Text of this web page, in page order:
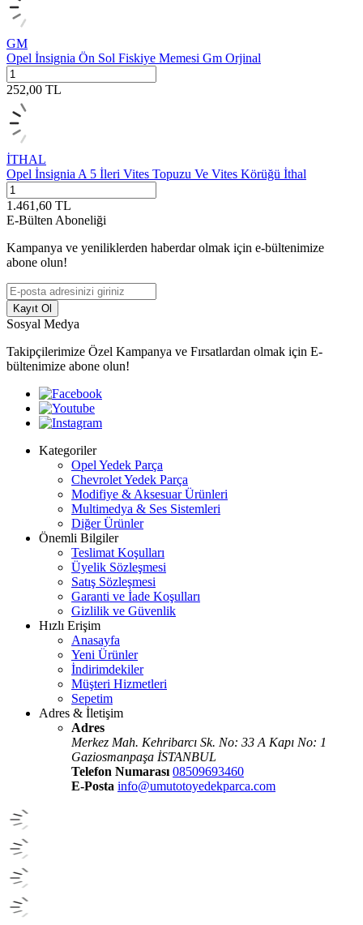
GM
Opel İnsignia Ön Sol Fiskiye Memesi Gm Orjinal
252,00 TL
İTHAL
Opel İnsignia A 5 İleri Vites Topuzu Ve Vites Körüğü İthal
1.461,60 TL
E-Bülten Aboneliği
Kampanya ve yeniliklerden haberdar olmak için e-bültenimize
abone olun!
Kayıt Ol
Sosyal Medya
Takipçilerimize Özel Kampanya ve Fırsatlardan olmak için E-
bültenimize abone olun!
Kategoriler
Opel Yedek Parça
Chevrolet Yedek Parça
Modifiye & Aksesuar Ürünleri
Multimedya & Ses Sistemleri
Diğer Ürünler
Önemli Bilgiler
Teslimat Koşulları
Üyelik Sözleşmesi
Satış Sözleşmesi
Garanti ve İade Koşulları
Gizlilik ve Güvenlik
Hızlı Erişim
Anasayfa
Yeni Ürünler
İndirimdekiler
Müşteri Hizmetleri
Sepetim
Adres & İletişim
Adres
Merkez Mah. Kehribarcı Sk. No: 33 A Kapı No: 1
Gaziosmanpaşa İSTANBUL
Telefon Numarası 08509693460
E-Posta info@umutotoyedekparca.com